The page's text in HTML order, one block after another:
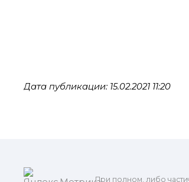
Дата публикации: 15.02.2021 11:20
При полном, либо